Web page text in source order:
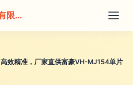
重庆思伊万森科技有限公司
高效精准，厂家直供富豪VH-MJ154单片